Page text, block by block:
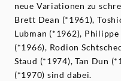
neue Variationen zu
Brett Dean (*1961),
Lubman (*1962),
(*1966), Rodion
Staud (*1974), Tan Dun
(*1970) sind dabei.